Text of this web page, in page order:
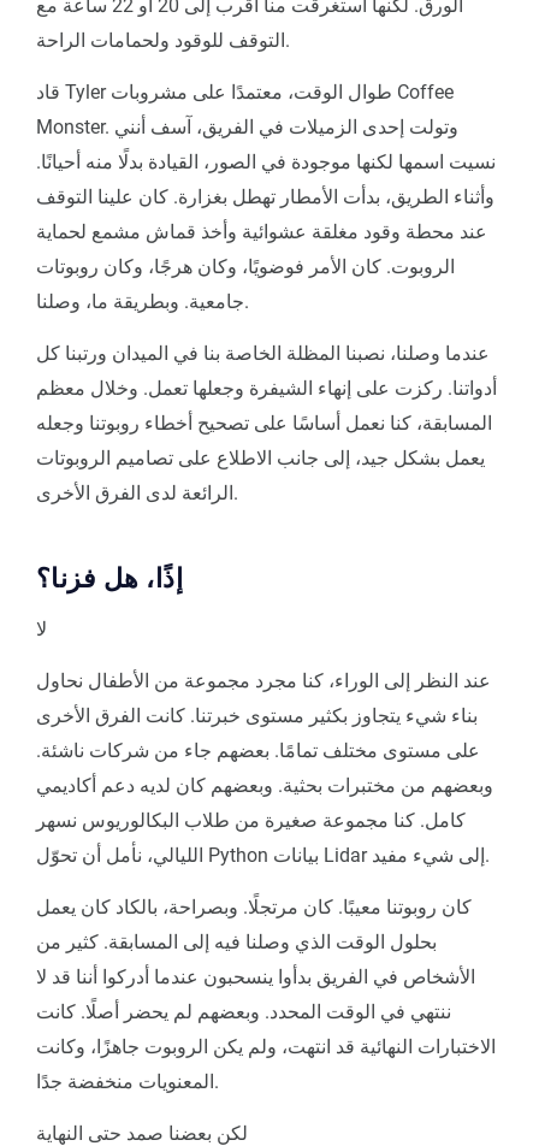
الورق. لكنها استغرقت منا أقرب إلى 20 أو 22 ساعة مع
التوقف للوقود ولحمامات الراحة.
قاد Tyler طوال الوقت، معتمدًا على مشروبات Coffee
Monster. وتولت إحدى الزميلات في الفريق، آسف أنني
نسيت اسمها لكنها موجودة في الصور، القيادة بدلًا منه أحيانًا.
وأثناء الطريق، بدأت الأمطار تهطل بغزارة. كان علينا التوقف
عند محطة وقود مغلقة عشوائية وأخذ قماش مشمع لحماية
الروبوت. كان الأمر فوضويًا، وكان هرجًا، وكان روبوتات
جامعية. وبطريقة ما، وصلنا.
عندما وصلنا، نصبنا المظلة الخاصة بنا في الميدان ورتبنا كل
أدواتنا. ركزت على إنهاء الشيفرة وجعلها تعمل. وخلال معظم
المسابقة، كنا نعمل أساسًا على تصحيح أخطاء روبوتنا وجعله
يعمل بشكل جيد، إلى جانب الاطلاع على تصاميم الروبوتات
الرائعة لدى الفرق الأخرى.
إذًا، هل فزنا؟
لا
عند النظر إلى الوراء، كنا مجرد مجموعة من الأطفال نحاول
بناء شيء يتجاوز بكثير مستوى خبرتنا. كانت الفرق الأخرى
على مستوى مختلف تمامًا. بعضهم جاء من شركات ناشئة.
وبعضهم من مختبرات بحثية. وبعضهم كان لديه دعم أكاديمي
كامل. كنا مجموعة صغيرة من طلاب البكالوريوس نسهر
الليالي، نأمل أن تحوّل Python بيانات Lidar إلى شيء مفيد.
كان روبوتنا معيبًا. كان مرتجلًا. وبصراحة، بالكاد كان يعمل
بحلول الوقت الذي وصلنا فيه إلى المسابقة. كثير من
الأشخاص في الفريق بدأوا ينسحبون عندما أدركوا أننا قد لا
ننتهي في الوقت المحدد. وبعضهم لم يحضر أصلًا. كانت
الاختبارات النهائية قد انتهت، ولم يكن الروبوت جاهزًا، وكانت
المعنويات منخفضة جدًا.
لكن بعضنا صمد حتى النهاية